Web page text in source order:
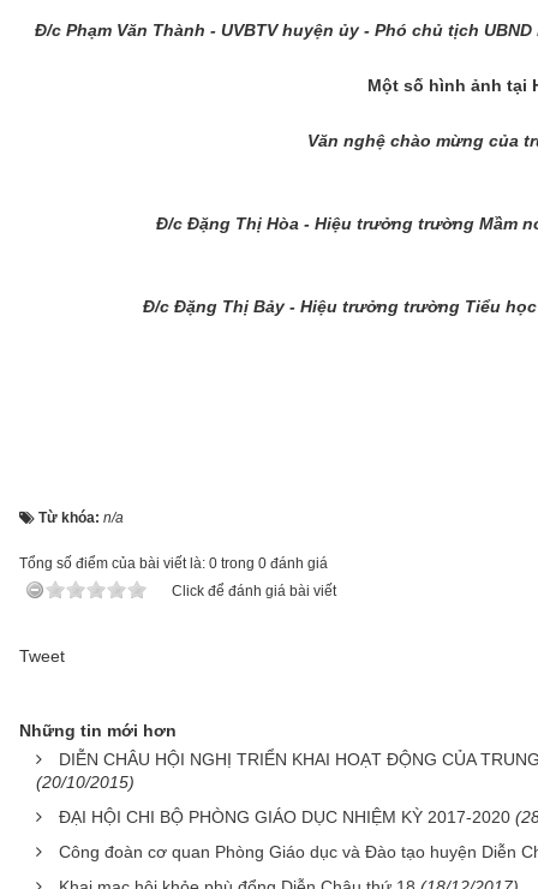
Đ/c Phạm Văn Thành - UVBTV huyện ủy - Phó chủ tịch
Một số hình ảnh tại
Văn nghệ chào mừng của
Đ/c Đặng Thị Hòa - Hiệu trưởng trường Mầm
Đ/c Đặng Thị Bảy - Hiệu trưởng trường Tiểu
Từ khóa: n/a
Tổng số điểm của bài viết là: 0 trong 0 đánh giá
Click để đánh giá bài viết
Tweet
Những tin mới hơn
DIỄN CHÂU HỘI NGHỊ TRIỂN KHAI HOẠT ĐỘNG CỦA
(20/10/2015)
ĐẠI HỘI CHI BỘ PHÒNG GIÁO DỤC NHIỆM KỲ 2017-2020
Công đoàn cơ quan Phòng Giáo dục và Đào tạo huyện Diễn